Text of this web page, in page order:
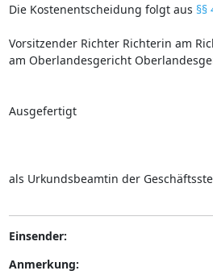
Die Kostenentscheidung folgt aus §§
Vorsitzender Richter Richterin am
am Oberlandesgericht
Ausgefertigt
als Urkundsbeamtin der
Einsender:
Anmerkung: